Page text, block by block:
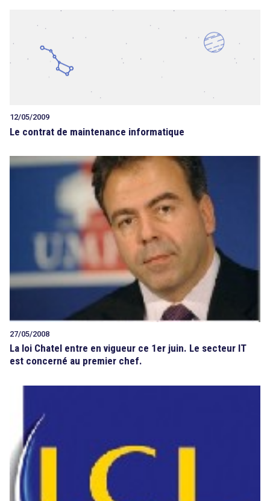
12/05/2009
Le contrat de maintenance informatique
27/05/2008
La loi Chatel entre en vigueur ce 1er juin. Le secteur IT
est concerné au premier chef.